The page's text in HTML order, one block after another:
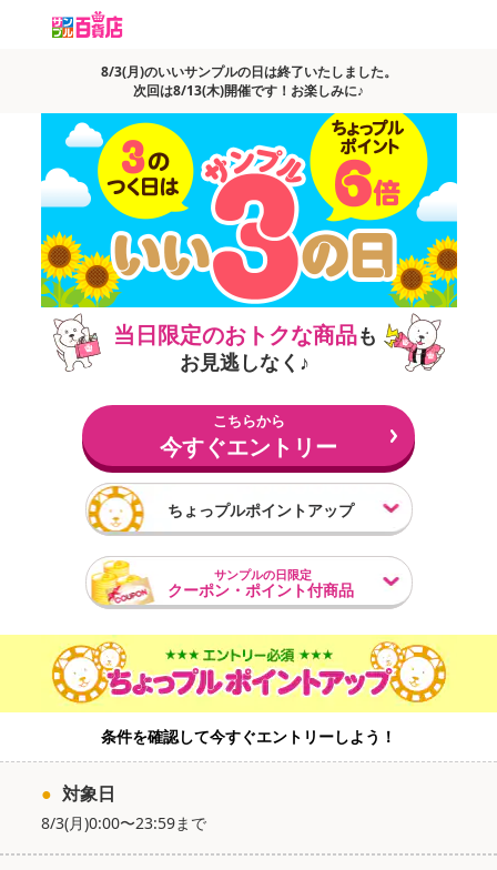
8/3(月)のいいサンプルの日は終了いたしました。
次回は8/13(木)開催です！お楽しみに♪
当日限定のおトクな商品も
お見逃しなく♪
こちらから
今すぐエントリー
ちょっプルポイントアップ
サンプルの日限定
クーポン・ポイント付商品
条件を確認して今すぐエントリーしよう！
● 対象日
8/3(月)0:00〜23:59まで